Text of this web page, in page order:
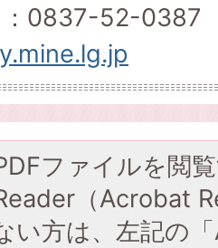
：0837-52-0387
ファイルを閲
（Acrobat
い方は、左記の